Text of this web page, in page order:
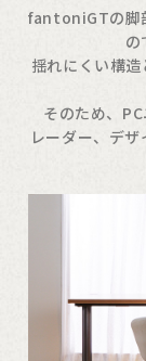
fantoniGTの脚
の
揺れにくい構
そのため、
レーダー、デ